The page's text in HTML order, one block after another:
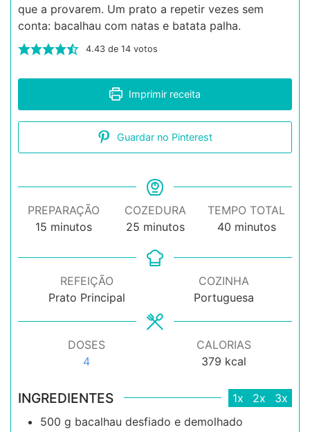
que a provarem. Um prato a repetir vezes sem
conta: bacalhau com natas e batata palha.
4.43de 14votos
Imprimir receita
Guardar no Pinterest
PREPARAÇÃO
15 minutos
minutos
COZEDURA
25minutos
minutos
TEMPO TOTAL
40minutos
minutos
REFEIÇÃO
Prato Principal
COZINHA
Portuguesa
DOSES
4
CALORIAS
379 kcal
INGREDIENTES 1x 2x
3x
500 g bacalhau desfiado e demolhado